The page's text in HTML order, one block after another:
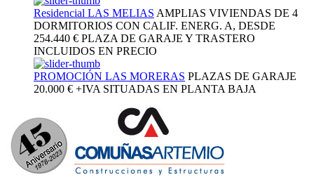
Residencial LAS MELIAS AMPLIAS VIVIENDAS DE 4
DORMITORIOS CON CALIF. ENERG. A, DESDE
254.440 € PLAZA DE GARAJE Y TRASTERO
INCLUIDOS EN PRECIO
PROMOCIÓN LAS MORERAS PLAZAS DE GARAJE
20.000 € +IVA SITUADAS EN PLANTA BAJA